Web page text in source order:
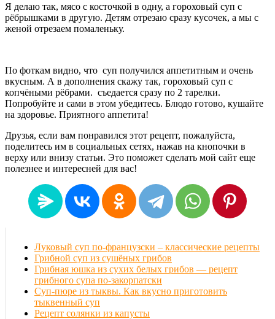
Я делаю так, мясо с косточкой в одну, а гороховый суп с
рёбрышками в другую. Детям отрезаю сразу кусочек, а мы с
женой отрезаем помаленьку.
По фоткам видно, что суп получился аппетитным и очень
вкусным. А в дополнения скажу так, гороховый суп с
копчёными рёбрами. съедается сразу по 2 тарелки.
Попробуйте и сами в этом убедитесь. Блюдо готово, кушайте
на здоровье. Приятного аппетита!
Друзья, если вам понравился этот рецепт, пожалуйста,
поделитесь им в социальных сетях, нажав на кнопочки в
верху или внизу статьи. Это поможет сделать мой сайт еще
полезнее и интересней для вас!
Луковый суп по-французски – классические рецепты
Грибной суп из сушёных грибов
Грибная юшка из сухих белых грибов — рецепт
грибного супа по-закорпатски
Суп-пюре из тыквы. Как вкусно приготовить
тыквенный суп
Рецепт солянки из капусты